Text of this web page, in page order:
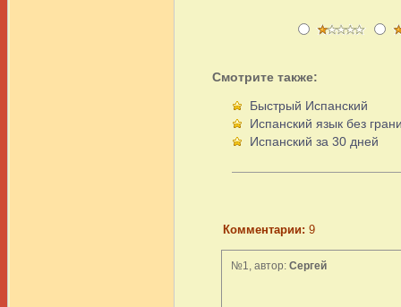
Смотрите также:
Быстрый Испанский
Испанский язык без
Испанский за 30 дней
Комментарии: 9
№1, автор: Сергей